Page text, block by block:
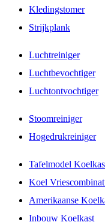
Kledingstomer
Strijkplank
Luchtreiniger
Luchtbevochtiger
Luchtontvochtiger
Stoomreiniger
Hogedrukreiniger
Tafelmodel
Koel
Amerikaanse
Inbouw Koelkast